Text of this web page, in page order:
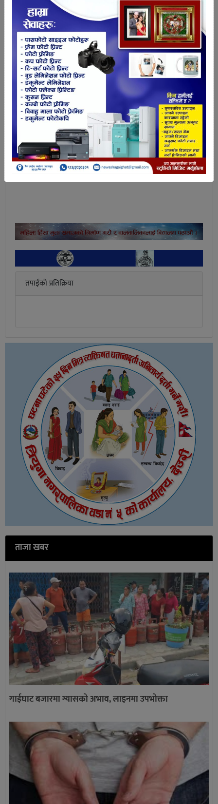
यस्तै कुखुरा पालन गर्ने ५ उद्यमीलाई जाडो महिनामा प्रयोगहुने
१४ वटा इलेक्टि्रक बुलुन्डर, ७ जना बाख्रा पालन गर्नेलाई २७
बण्डल जस्ता, हाउस वाइरिङ गर्ने ५ जनालाई हिल्टी मेसिन र
होटल व्यवसाय गर्नेलाई ६ वटा बेन्च र २ वटा टेवल हस्तान्तरण
गरिएको उद्यम बिकास शाखा प्रमुख बिष्णु खत्रीले बताए ।
शाखाका प्रमुख खत्रीका अनुसार गरिबीको रेखा मुनी रहेका
नगरबासीलाई व्यवासायिक तालिम प्रदान गरिसकेपछि
व्यवासाय गर्न सहयोग होस भनेर करिब १० लाख बराबरको
सामाग्री वितरण गरिएको छ ।
तपाईको प्रतिक्रिया
ताजा खबर
गाईघाट बजारमा ग्यासको अभाव, लाइनमा उपभोक्ता